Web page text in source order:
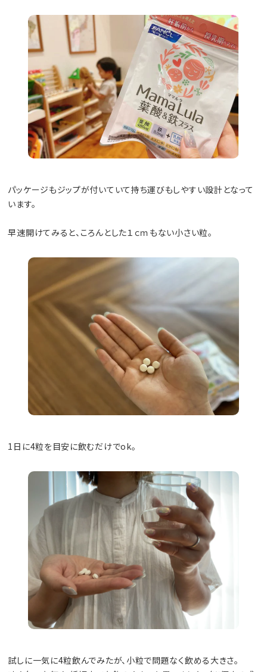
パッケージもジップが付いていて持ち運びもしやすい設計となって
います。
早速開けてみると、ころんとした１ｃｍもない小さい粒。
1日に4粒を目安に飲むだけでok。
試しに一気に4粒飲んでみたが、小粒で問題なく飲める大きさ。